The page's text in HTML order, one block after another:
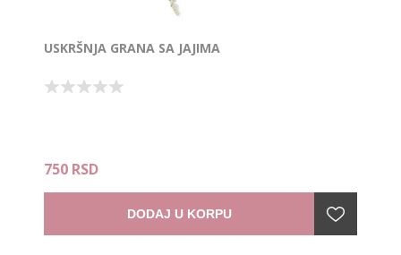
USKRŠNJA GRANA SA JAJIMA
750 RSD
DODAJ U KORPU